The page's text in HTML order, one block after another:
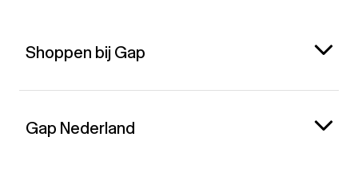
Shoppen bij Gap
Gap Nederland